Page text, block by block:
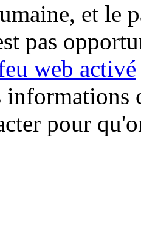
et le
pas
web activé
informations
pour